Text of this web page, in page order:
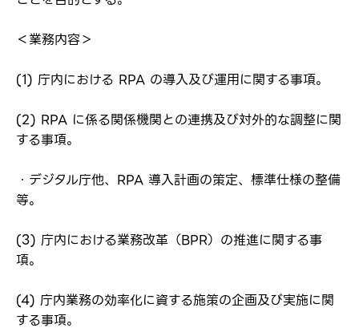
＜業務内容＞
(1) 庁内における RPA の導入及び運用に関する事項。
(2) RPA に係る関係機関との連携及び対外的な調整に関
する事項。
・デジタル庁他、RPA 導入計画の策定、標準仕様の整備
等。
(3) 庁内における業務改革（BPR）の推進に関する事
項。
(4) 庁内業務の効率化に資する施策の企画及び実施に関
する事項。